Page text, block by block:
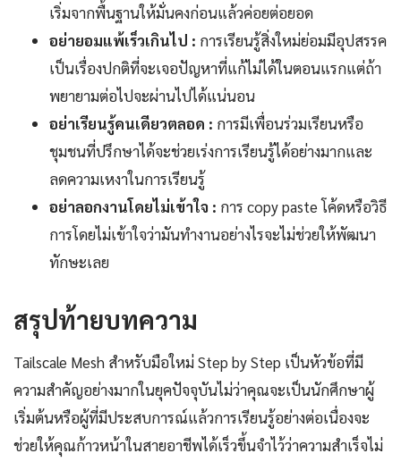
เริ่มจากพื้นฐานให้มั่นคงก่อนแล้วค่อยต่อยอด
อย่ายอมแพ้เร็วเกินไป : การเรียนรู้สิ่งใหม่ย่อมมีอุปสรรค
เป็นเรื่องปกติที่จะเจอปัญหาที่แก้ไม่ได้ในตอนแรกแต่ถ้า
พยายามต่อไปจะผ่านไปได้แน่นอน
อย่าเรียนรู้คนเดียวตลอด : การมีเพื่อนร่วมเรียนหรือ
ชุมชนที่ปรึกษาได้จะช่วยเร่งการเรียนรู้ได้อย่างมากและ
ลดความเหงาในการเรียนรู้
อย่าลอกงานโดยไม่เข้าใจ : การ copy paste โค้ดหรือวิธี
การโดยไม่เข้าใจว่ามันทำงานอย่างไรจะไม่ช่วยให้พัฒนา
ทักษะเลย
สรุปท้ายบทความ
Tailscale Mesh สำหรับมือใหม่ Step by Step เป็นหัวข้อที่มี
ความสำคัญอย่างมากในยุคปัจจุบันไม่ว่าคุณจะเป็นนักศึกษาผู้
เริ่มต้นหรือผู้ที่มีประสบการณ์แล้วการเรียนรู้อย่างต่อเนื่องจะ
ช่วยให้คุณก้าวหน้าในสายอาชีพได้เร็วขึ้นจำไว้ว่าความสำเร็จไม่